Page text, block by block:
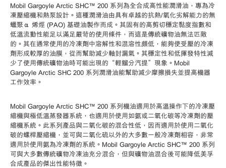
Mobil Gargoyle Arctic SHC™ 200 系列為全合成高性能潤滑油，專為冷
凍壓縮機和熱泵設計。這種潤滑油由具有卓越的抗熱/氧化劣解能力的無
蠟聚α 烯烴 (PAO) 基礎油製作而成。其固有的高剪切穩定黏度指數和
低溫流動性能足以滿足嚴苛的使用條件，而這是傳統礦物油無法匹敵
的。其在通常使用的冷凍劑中溶解性和混溶性頗低，能夠使受壓的冷凍
劑形成較厚的油膜，從而幫助減少軸封漏氣。其穩定性和低揮發特性減
少了使用傳統礦物油時可能出現的“輕餾分汽提”現象。Mobil
Gargoyle Arctic SHC 200 系列潤滑油能幫助減少摩擦損失並提高機器
工作效率。
Mobil Gargoyle Arctic SHC™ 200 系列機油適用於高溫操作下的冷凍壓
縮機與極低溫蒸發器系統，也適用於使用如氨或二氧化碳等冷凍劑的壓
縮機系統。此系列產品與二氧化碳的混合性低，因而適用於使用二氧化
碳的螺桿壓縮機，並可與二氧化硫以外的大多數一般冷凍劑相容，非常
適用於使用氨為冷凍劑的系統。Mobil Gargoyle Arctic SHC™ 200 系列
可與大多數傳統礦物冷凍油充分混合，但與礦物油混合後可能降低美孚
合成產品的傑出性能特徵。